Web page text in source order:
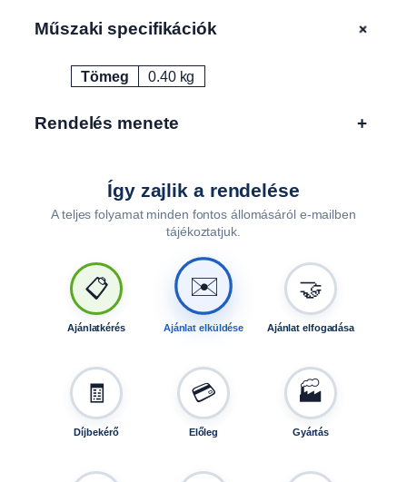
e
e
Műszaki specifikációk +
Attribútumok Érték
Tömeg 0.40 kg
Rendelés menete +
Így zajlik a rendelése
A teljes folyamat minden fontos állomásáról e-mailben
tájékoztatjuk.
📋
Ajánlatkérés
✉️
Ajánlat elküldése
🤝
Ajánlat elfogadása
🧾
Díjbekérő
💳
Előleg
🏭
Gyártás